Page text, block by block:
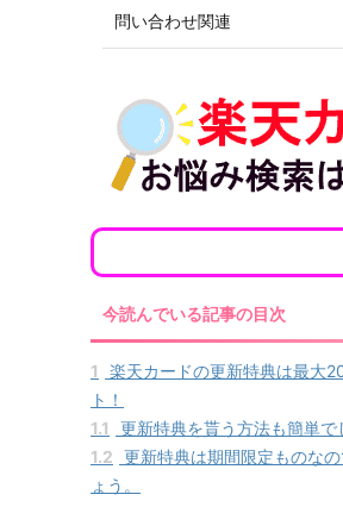
問い合わせ関連
今読んでいる記事の目次
1
楽天カードの更新特典は最大
ト！
1.1
更新特典を貰う方法も簡単で
1.2 更新特典は期間限定ものな
ょう。